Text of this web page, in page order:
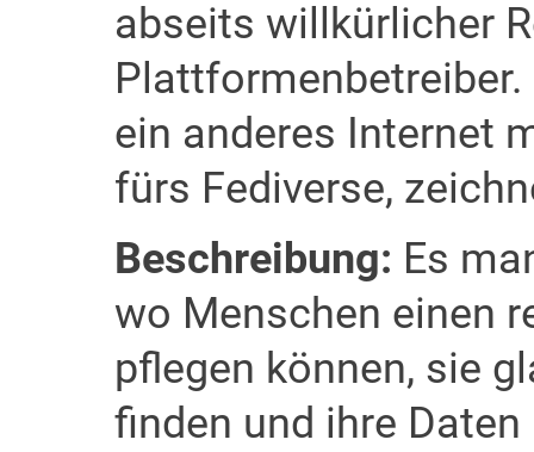
abseits willkürlicher
ein anderes Internet
fürs Fediverse,
Beschreibung: Es
wo Menschen einen
pflegen können, sie
finden und ihre